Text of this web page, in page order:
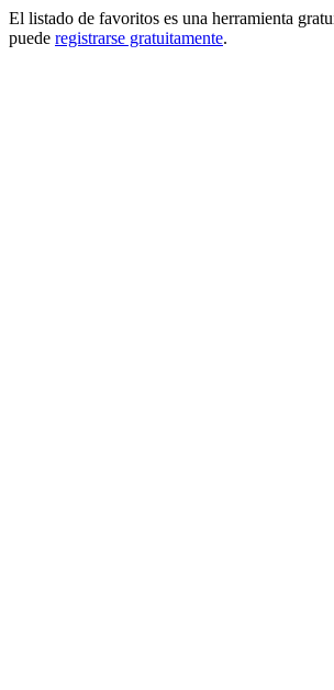
El listado de favoritos es una herramienta
puede registrarse gratuitamente.